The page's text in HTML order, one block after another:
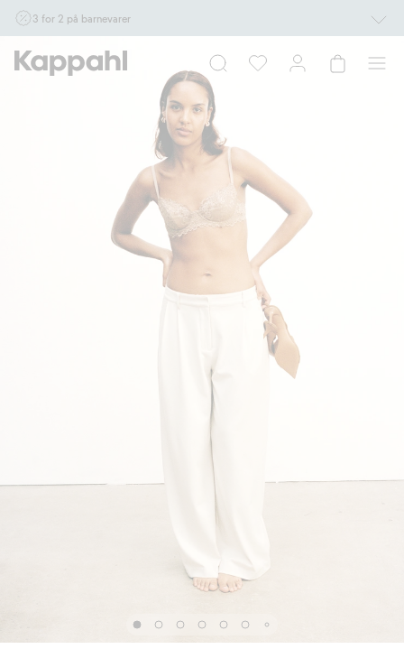
3 for 2 på barnevarer
17/8 i butikk & online for deg som er eller blir medlem. Kan ikke kombineres med
andre tilbud eller rabatter.
Handle nå